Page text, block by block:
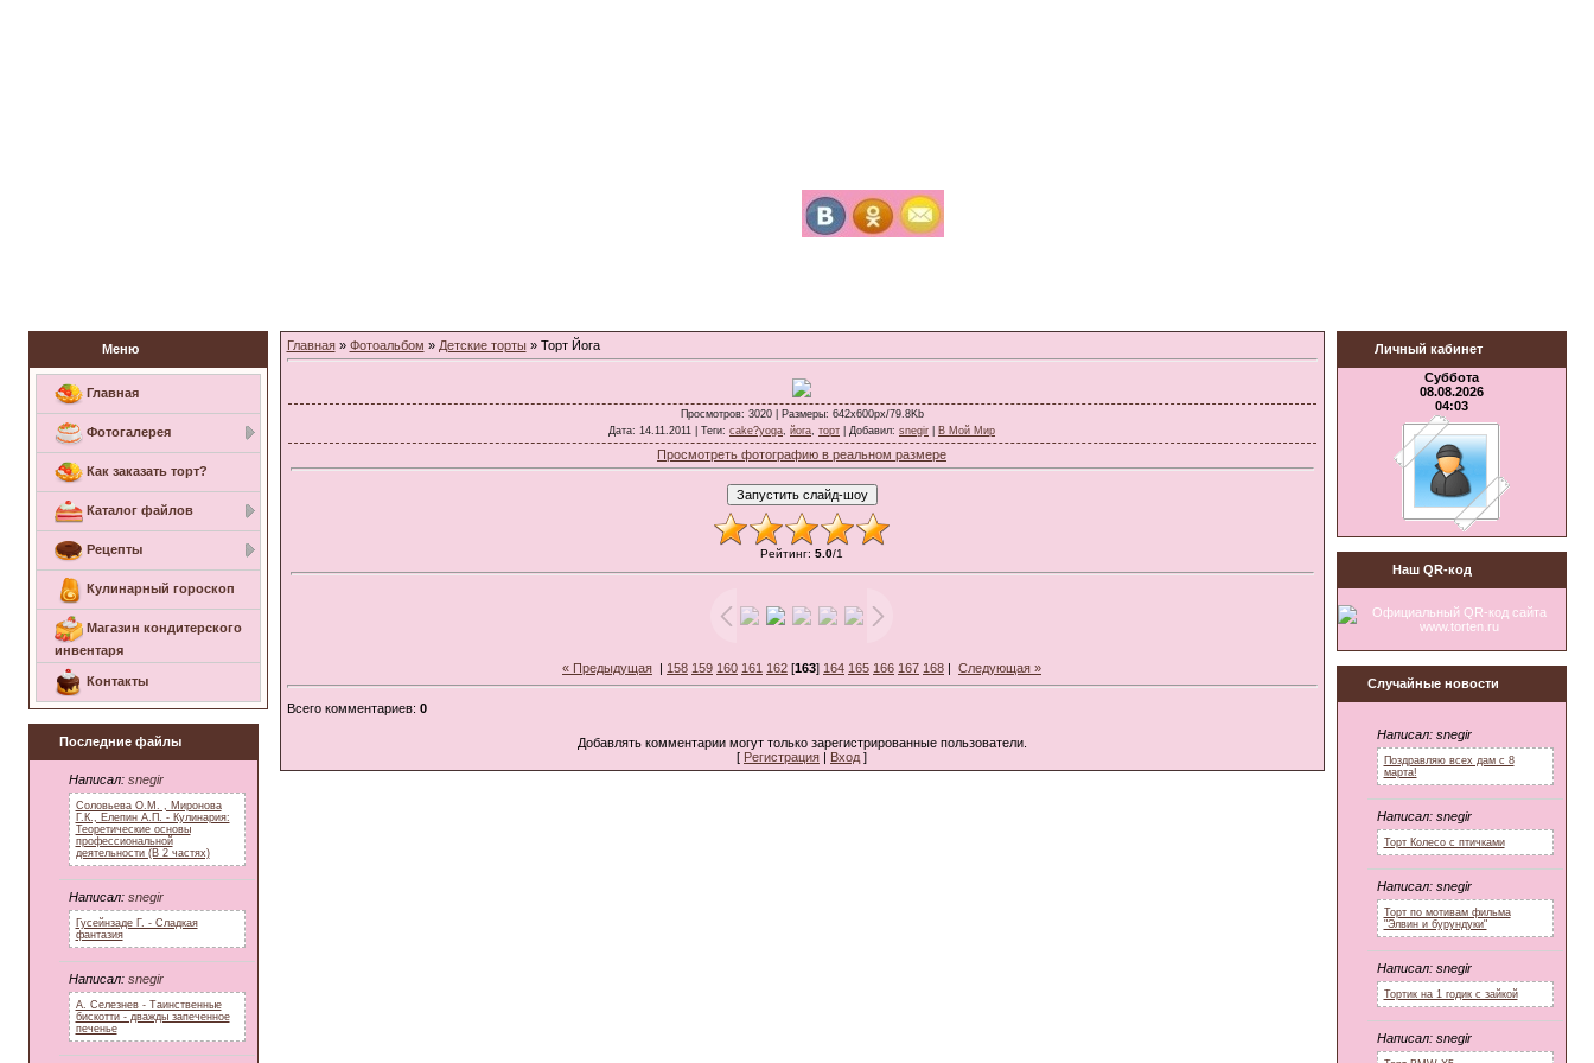
Меню
Главная
Фотогалерея
Как заказать торт?
Каталог файлов
Рецепты
Кулинарный гороскоп
Магазин кондитерского
инвентаря
Контакты
Последние файлы
Написал: snegir
Соловьева О.М. , Миронова
Г.К., Елепин А.П. - Кулинария:
Теоретические основы
профессиональной
деятельности (В 2 частях)
Написал: snegir
Гусейнзаде Г. - Сладкая
фантазия
Написал: snegir
А. Селезнев - Таинственные
бискотти - дважды запеченное
печенье
Главная» Фотоальбом » Детские торты» Торт Йога
Просмотров: 3020 | Размеры: 642x600px/79.8Kb
Дата: 14.11.2011 | Теги: cake?yoga йога торт Добавил: snegir В Мой Мир
Просмотреть фотографию в реальном размере
Рейтинг: 5.0/1
« Предыдущая | 158 159 160 161 162 [163] 164 165 166 167 168 | Следующая »
Всего комментариев: 0
Добавлять комментарии могут только зарегистрированные пользователи.
[ Регистрация Вход ]
Личный кабинет
Суббота
08.08.2026
04:03
Наш QR-код
Случайные новости
Написал: snegir
Поздравляю всех дам с 8
марта!
Написал: snegir
Торт Колесо с птичками
Написал: snegir
Торт по мотивам фильма
"Элвин и бурундуки"
Написал: snegir
Тортик на 1 годик с зайкой
Написал: snegir